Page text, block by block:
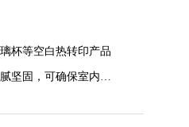
杯等空白热转印产品
坚固，可确保室内长